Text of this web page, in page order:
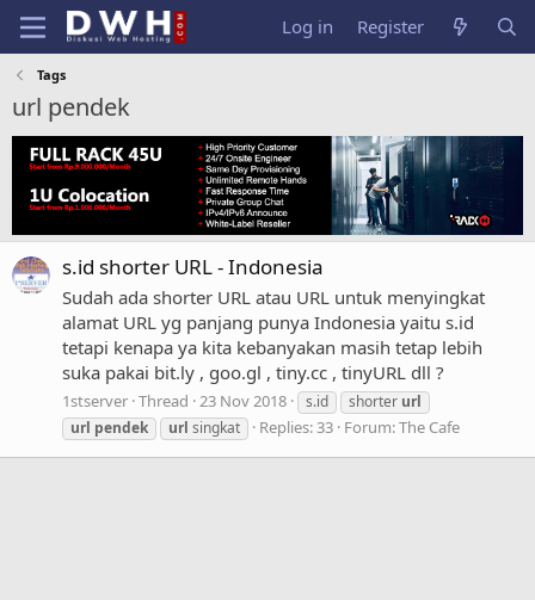
Log in Register
Tags
url pendek
s.id shorter URL - Indonesia
Sudah ada shorter URL atau URL untuk menyingkat
alamat URL yg panjang punya Indonesia yaitu s.id
tetapi kenapa ya kita kebanyakan masih tetap lebih
suka pakai bit.ly , goo.gl , tiny.cc , tinyURL dll ?
1stserver Thread 23 Nov 2018 s.id shorter url
url pendek url singkat Replies: 33 Forum:The Cafe